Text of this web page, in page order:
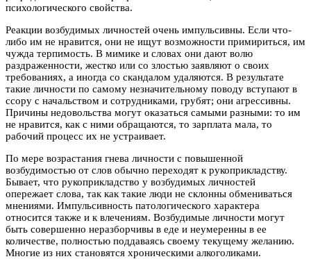
психологического свойства.
Реакции возбудимых личностей очень импульсивны. Если что-
либо им не нравится, они не ищут возможности примириться, им
чужда терпимость. В мимике и словах они дают волю
раздраженности, жестко или со злостью заявляют о своих
требованиях, а иногда со скандалом удаляются. В результате
такие личности по самому незначительному поводу вступают в
ссору с начальством и сотрудниками, грубят; они агрессивны.
Причины недовольства могут оказаться самыми разными: то им
не нравится, как с ними обращаются, то зарплата мала, то
рабочий процесс их не устраивает.
По мере возрастания гнева личности с повышенной
возбудимостью от слов обычно переходят к рукоприкладству.
Бывает, что рукоприкладство у возбудимых личностей
опережает слова, так как такие люди не склонны обмениваться
мнениями. Импульсивность патологического характера
относится также и к влечениям. Возбудимые личности могут
быть совершенно неразборчивы в еде и неумеренны в ее
количестве, полностью поддаваясь своему текущему желанию.
Многие из них становятся хроническими алкоголиками.